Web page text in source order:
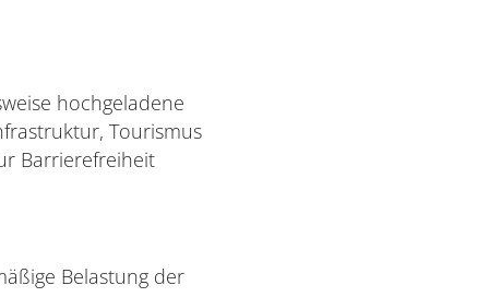
hochgeladene
Tourismus
Barrierefreiheit
Belastung der